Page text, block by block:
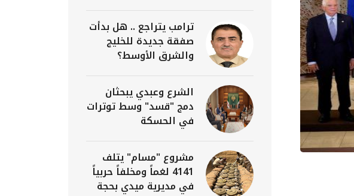
ترامب يتراجع .. هل بدأت
صفقة جديدة للخليج
والشرق الأوسط؟
الشرع وعبدي يبحثان
دمج "قسد" وسط توترات
في الحسكة
مشروع "مسام" يتلف
4141 لغماً ومخلفاً حربياً
في مديرية ميدي بحجة